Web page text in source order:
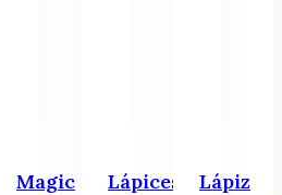
Magic
Lápices
Lápiz